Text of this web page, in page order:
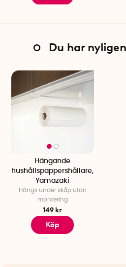
Du har
Hängande
hushållspappershållare,
Yamazaki
Hängs under skåp utan
montering
149 kr
Köp